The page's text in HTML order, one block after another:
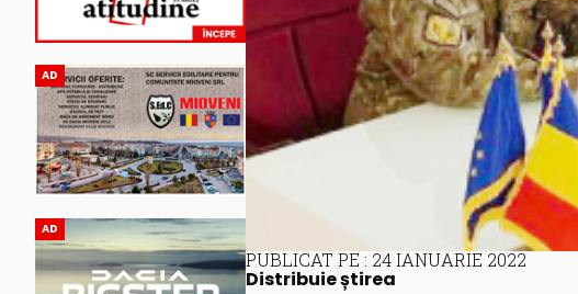
AD
AD
PUBLICAT PE : 24 IANUARIE 2022
Distribuie știrea